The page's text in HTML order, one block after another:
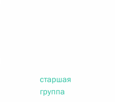
старшая
группа